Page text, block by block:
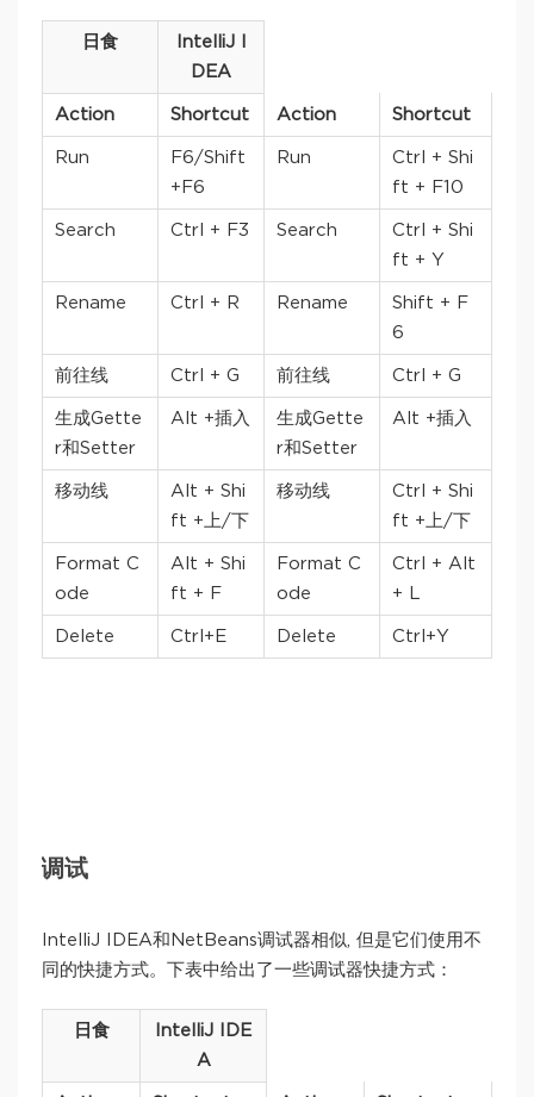
日食
IntelliJ I
DEA
Action Shortcut Action Shortcut
Run
F6/Shift
+F6
Run
Ctrl + Shi
ft + F10
Search Ctrl + F3 Search
Ctrl + Shi
ft + Y
Rename Ctrl + R Rename
Shift + F
6
前往线 Ctrl + G 前往线 Ctrl + G
生成Gette
r和Setter
Alt +插入
生成Gette
r和Setter
Alt +插入
移动线
Alt + Shi
ft +上/下
移动线
Ctrl + Shi
ft +上/下
Format C
ode
Alt + Shi
ft + F
Format C
ode
Ctrl + Alt
+ L
Delete Ctrl+E Delete Ctrl+Y
调试
IntelliJ IDEA和NetBeans调试器相似, 但是它们使用不
同的快捷方式。下表中给出了一些调试器快捷方式：
日食
IntelliJ IDE
A